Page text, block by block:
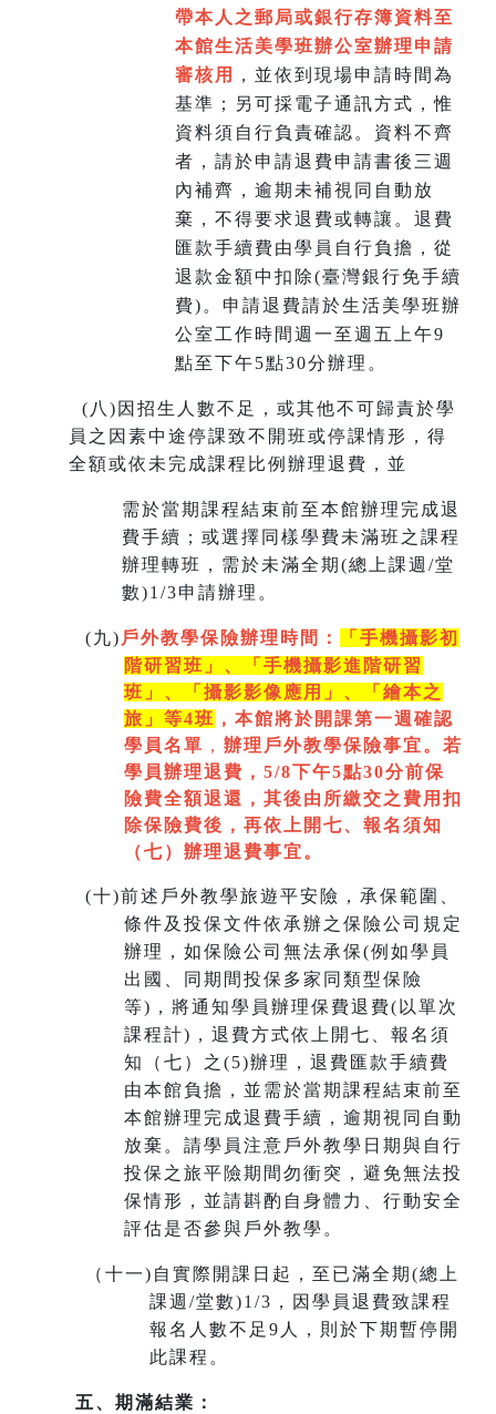
帶本人之郵局或銀行存簿資料至
本館生活美學班辦公室辦理申請
審核用
，並依到現場申請時間為
基準；另可採電子通訊方式，惟
資料須自行負責確認。資料不齊
者，請於申請退費申請書後三週
內補齊，逾期未補視同自動放
棄，不得要求退費或轉讓。退費
匯款手續費由學員自行負擔，從
退款金額中扣除(臺灣銀行免手續
費)。申請退費請於生活美學班辦
公室工作時間週一至週五上午9
點至下午5點30分辦理。
( 八)因招生人數不足，或其他不可歸責於學
員之因素中途停課致不開班或停課情形，得
全額或依未完成課程比例辦理退費，並
需於當期課程結束前至本館辦理完成退
費手續；或選擇同樣學費未滿班之課程
辦理轉班，需於未滿全期(總上課週/堂
數)1/3申請辦理。
(九) 戶外教學保險辦理時間：
「手機攝影初
階研習班」、「手機攝影進階研習
班」、「 攝影影像應用」、「繪本之
旅」等4班 ，本館將於開課第一週 確認
學員名單 ， 辦理戶外教學保險事宜。若
學員辦理退費，5/8下午5點30分前保
險費全額退還，其後由所繳交之費用扣
除保險費後，再依上開七、 報名須知
（七）辦理退費事宜。
(十)前述戶外教學旅遊平安險，承保範圍、
條件及投保文件依承辦之保險公司規定
辦理，如保險公司無法承保(例如學員
出國、同期間投保多家同類型保險
等)，將通知學員辦理保費退費(以單次
課程計)，退費方式依上開七、報名須
知（七）之(5)辦理，退費匯款手續費
由本館負擔，並需於當期課程結束前至
本館辦理完成退費手續， 逾期視同自動
放棄 。請學員注意戶外教學日期與自行
投保之旅平險期間勿衝突，避免無法投
保情形，並請斟酌自身體力、行動安全
評估是否參與戶外教學。
（十一) 自實際開課日起，至已滿全期(總上
課週/堂數)1/3，因學員退費致課程
報名人數不足9人，則於下期暫停開
此課程。
五、期滿結業：